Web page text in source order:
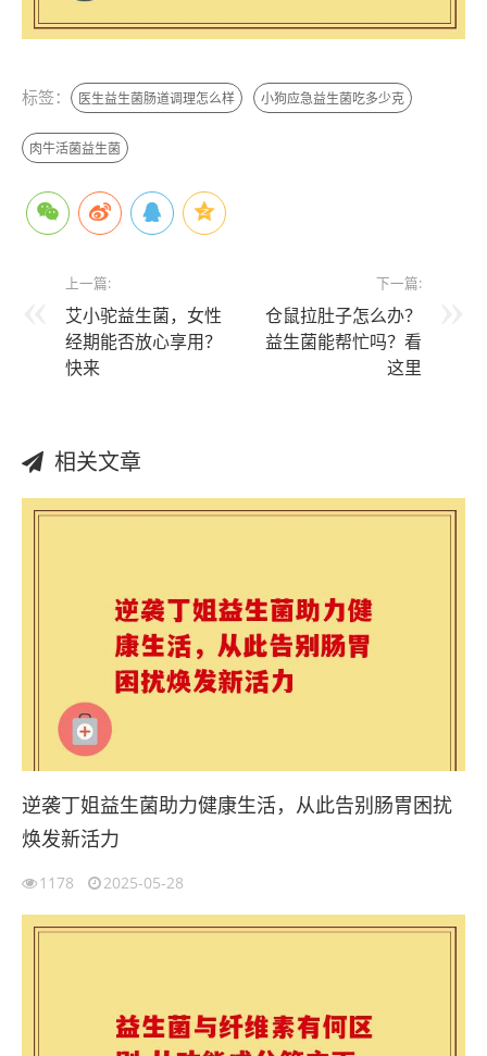
标签： 医生益生菌肠道调理怎么样 小狗应急益生菌吃多少克
肉牛活菌益生菌
上一篇:
艾小驼益生菌，女性
经期能否放心享用？
快来
下一篇:
仓鼠拉肚子怎么办？
益生菌能帮忙吗？看
这里
相关文章
逆袭丁姐益生菌助力健康生活，从此告别肠胃困扰
焕发新活力
1178 2025-05-28